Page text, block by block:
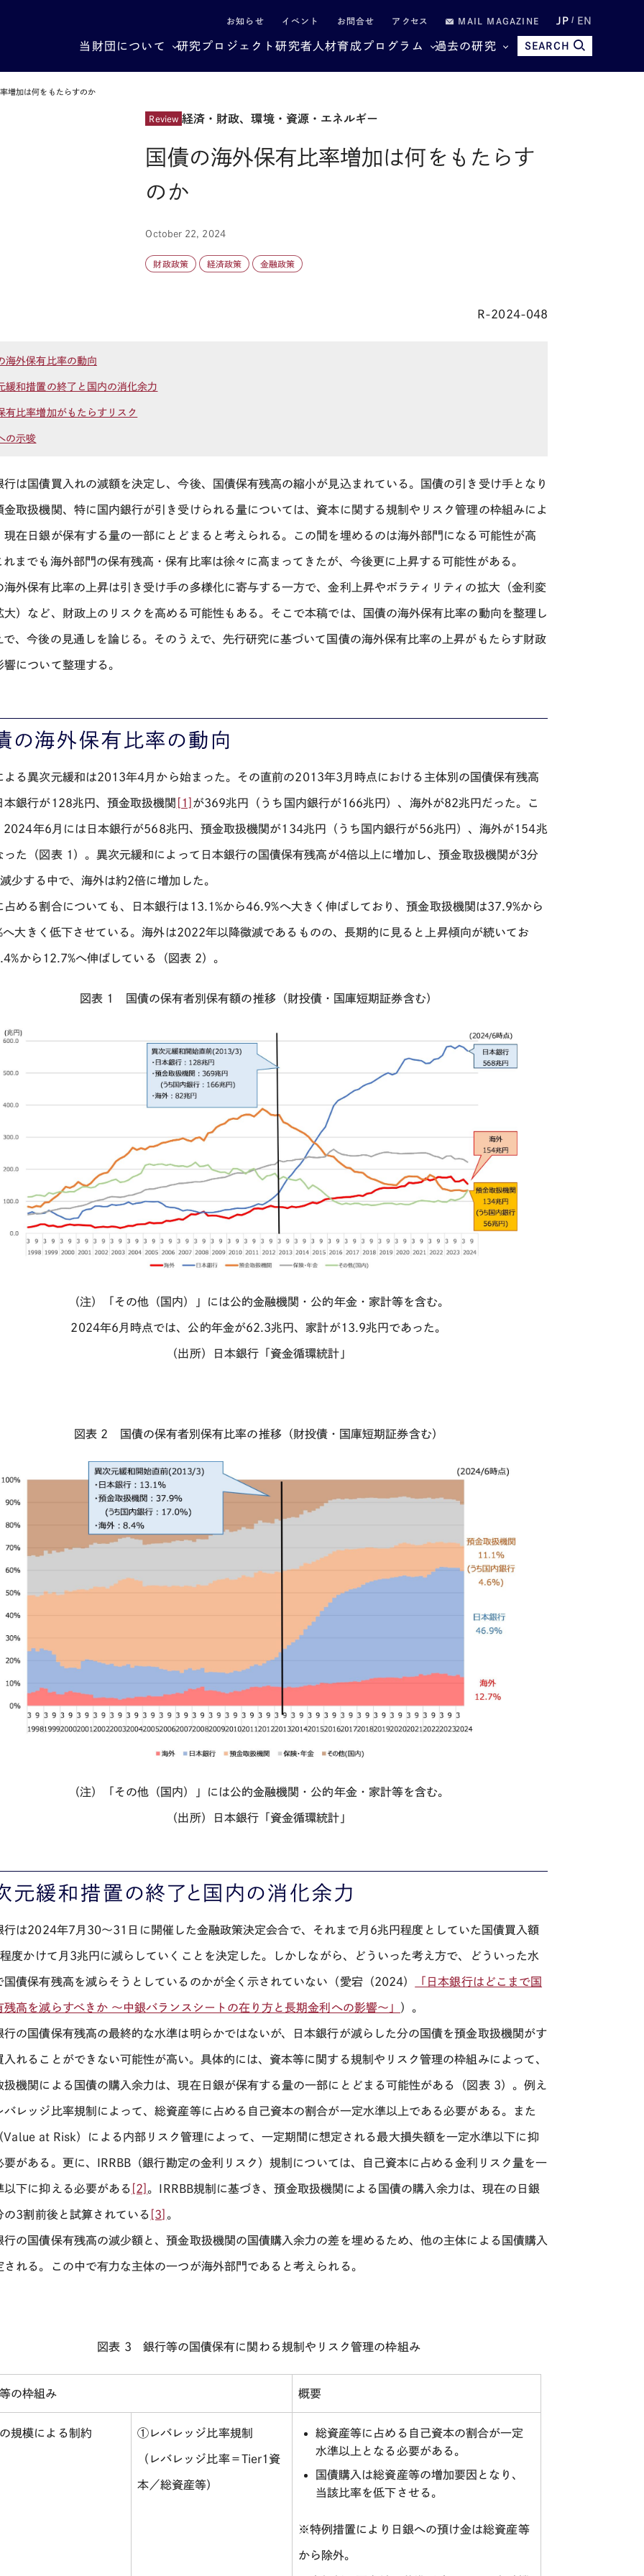
お知らせ イベント お問合せ アクセス MAIL MAGAZINE JP EN
当財団について 研究プロジェクト研究者 人材育成プログラム 過去の研究 SEARCH
増加は何をもたらすのか
Review 経済・財政、環境・資源・エネルギー
国債の海外保有比率増加は何をもたらす
のか
October 22, 2024
財政政策 経済政策 金融政策
R-2024-048
海外保有比率の動向
緩和措置の終了と国内の消化余力
有比率増加がもたらすリスク
の示唆
行は国債買入れの減額を決定し、今後、国債保有残高の縮小が見込まれている。国債の引き受け手となり
金取扱機関、特に国内銀行が引き受けられる量については、資本に関する規制やリスク管理の枠組みによ
現在日銀が保有する量の一部にとどまると考えられる。この間を埋めるのは海外部門になる可能性が高
れまでも海外部門の保有残高・保有比率は徐々に高まってきたが、今後更に上昇する可能性がある。
海外保有比率の上昇は引き受け手の多様化に寄与する一方で、金利上昇やボラティリティの拡大（金利変
大）など、財政上のリスクを高める可能性もある。そこで本稿では、国債の海外保有比率の動向を整理し
で、今後の見通しを論じる。そのうえで、先行研究に基づいて国債の海外保有比率の上昇がもたらす財政
響について整理する。
の海外保有比率の動向
よる異次元緩和は2013年4月から始まった。その直前の2013年3 月時点における主体別の国債保有残高
本銀行が128兆円、預金取扱機関 [1] が369兆円（うち国内銀行が166兆円）、海外が82兆円だった。こ
2024年6 月には日本銀行が568兆円、預金取扱機関が134兆円（うち国内銀行が56兆円）、海外が154兆
った（図表 1）。異次元緩和によって日本銀行の国債保有残高が4倍以上に増加し、預金取扱機関が3分
少する中で、海外は約2倍に増加した。
占める割合についても、日本銀行は 13.1%から46.9%へ大きく伸ばしており、預金取扱機関は37.9%から
へ大きく低下させている。海外は2022年以降微減であるものの、長期的に見ると上昇傾向が続いてお
から 12.7%へ伸ばしている（図表 2）。
図表 1 国債の保有者別保有額の推移（財投債・国庫短期証券含む）
（注）「その他（国内）」には公的金融機関・公的年金・家計等を含む。
2024年6月時点では、公的年金が62.3兆円、家計が13.9兆円であった。
（出所）日本銀行「資金循環統計」
図表 2 国債の保有者別保有比率の推移（財投債・国庫短期証券含む）
（注）「その他（国内）」には公的金融機関・公的年金・家計等を含む。
（出所）日本銀行「資金循環統計」
元緩和措置の終了と国内の消化余力
行は2024年7月 30～31 日に開催した金融政策決定会合で、それまで月 6兆円程度としていた国債買入額
度かけて月 3兆円に減らしていくことを決定した。しかしながら、どういった考え方で、どういった水
国債保有残高を減らそうとしているのかが全く示されていない（愛宕（2024） 「日本銀行はどこまで国
残高を減らすべきか ～中銀バランスシートの在り方と長期金利への影響～」 ）。
行の国債保有残高の最終的な水準は明らかではないが、日本銀行が減らした分の国債を預金取扱機関がす
入れることができない可能性が高い。具体的には、資本等に関する規制やリスク管理の枠組みによって、
扱機関による国債の購入余力は、現在日銀が保有する量の一部にとどまる可能性がある（図表 3）。例え
バレッジ比率規制によって、総資産等に占める自己資本の割合が一定水準以上である必要がある。また
Value at Risk）による内部リスク管理によって、一定期間に想定される最大損失額を一定水準以下に抑
要がある。更に、 IRRBB （銀行勘定の金利リスク）規制については、自己資本に占める金利リスク量を一
以下に抑える必要がある [2]。 IRRBB規制に基づき、預金取扱機関による国債の購入余力は、現在の日銀
の3割前後と試算されている [3] 。
行の国債保有残高の減少額と、預金取扱機関の国債購入余力の差を埋めるため、他の主体による国債購入
される。この中で有力な主体の一つが海外部門であると考えられる。
図表 3 銀行等の国債保有に関わる規制やリスク管理の枠組み
の枠組み 概要
規模による制約 ①レバレッジ比率規制
（レバレッジ比率＝Tier1資
本／総資産等）
総資産等に占める⾃⼰資本の割合が⼀定
⽔準以上となる必要がある。
国債購入は総資産等の増加要因となり、
当該比率を低下させる。
※特例措置により⽇銀への預け⾦は総資産等
から除外。